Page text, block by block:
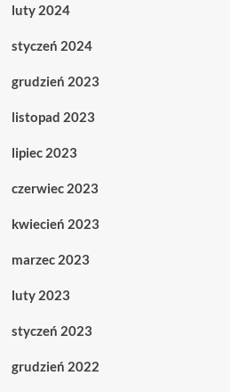
luty 2024
styczeń 2024
grudzień 2023
listopad 2023
lipiec 2023
czerwiec 2023
kwiecień 2023
marzec 2023
luty 2023
styczeń 2023
grudzień 2022